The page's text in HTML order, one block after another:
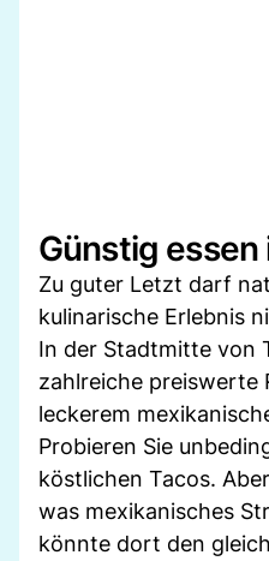
Günstig essen
Zu guter Letzt darf
kulinarische Erlebnis
In der Stadtmitte von
zahlreiche preiswerte
leckerem
Probieren Sie
köstlichen Tacos.
was mexikanisches
könnte dort den